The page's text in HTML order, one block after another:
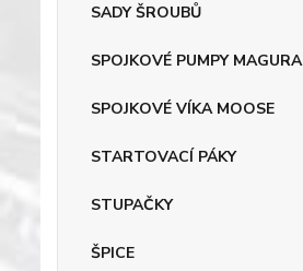
SADY ŠROUBŮ
SPOJKOVÉ PUMPY MAGURA
SPOJKOVÉ VÍKA MOOSE
STARTOVACÍ PÁKY
STUPAČKY
ŠPICE